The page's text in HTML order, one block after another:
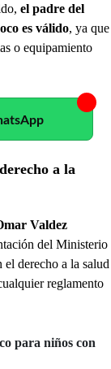
el padre del
es válido, ya que
o equipamiento
a la
Valdez
del Ministerio
derecho a la salud
reglamento
para niños con